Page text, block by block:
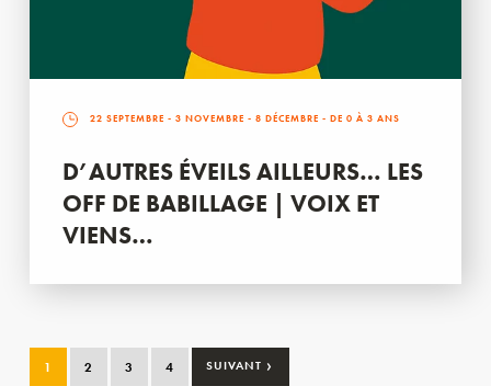
22 SEPTEMBRE - 3 NOVEMBRE - 8 DÉCEMBRE - DE 0 À 3 ANS
D’AUTRES ÉVEILS AILLEURS… LES
OFF DE BABILLAGE | VOIX ET
VIENS…
1 2 3 4 SUIVANT ›